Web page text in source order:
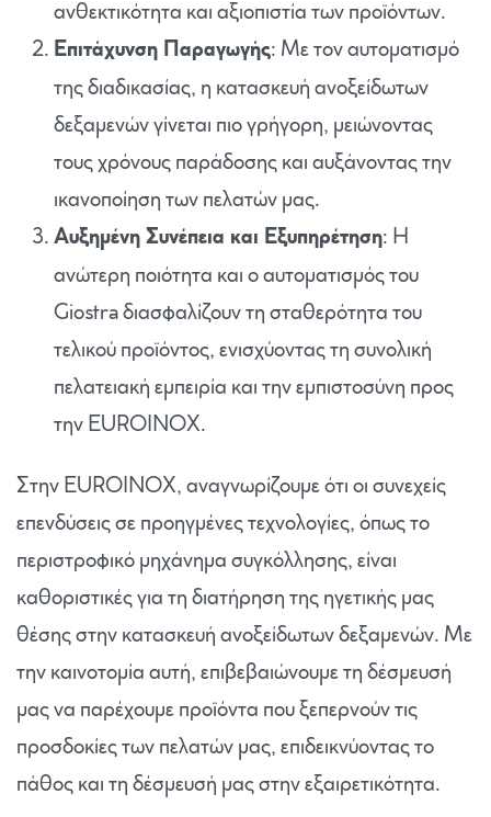
ανθεκτικότητα και αξιοπιστία των προϊόντων.
Επιτάχυνση Παραγωγής: Με τον αυτοματισμό
της διαδικασίας, η κατασκευή ανοξείδωτων
δεξαμενών γίνεται πιο γρήγορη, μειώνοντας
τους χρόνους παράδοσης και αυξάνοντας την
ικανοποίηση των πελατών μας.
Αυξημένη Συνέπεια και Εξυπηρέτηση: Η
ανώτερη ποιότητα και ο αυτοματισμός του
Giostra διασφαλίζουν τη σταθερότητα του
τελικού προϊόντος, ενισχύοντας τη συνολική
πελατειακή εμπειρία και την εμπιστοσύνη προς
την EUROINOX.
Στην EUROINOX, αναγνωρίζουμε ότι οι συνεχείς
επενδύσεις σε προηγμένες τεχνολογίες, όπως το
περιστροφικό μηχάνημα συγκόλλησης, είναι
καθοριστικές για τη διατήρηση της ηγετικής μας
θέσης στην κατασκευή ανοξείδωτων δεξαμενών. Με
την καινοτομία αυτή, επιβεβαιώνουμε τη δέσμευσή
μας να παρέχουμε προϊόντα που ξεπερνούν τις
προσδοκίες των πελατών μας, επιδεικνύοντας το
πάθος και τη δέσμευσή μας στην εξαιρετικότητα.